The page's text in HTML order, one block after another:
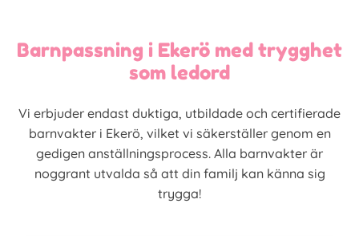
Barnpassning i Ekerö med trygghet
som ledord
Vi erbjuder endast duktiga, utbildade och certifierade
barnvakter i Ekerö, vilket vi säkerställer genom en
gedigen anställningsprocess. Alla barnvakter är
noggrant utvalda så att din familj kan känna sig
trygga!